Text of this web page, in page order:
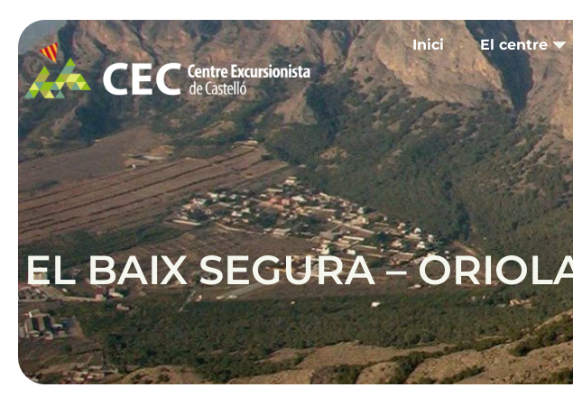
Inici El centre
EL BAIX SEGURA –